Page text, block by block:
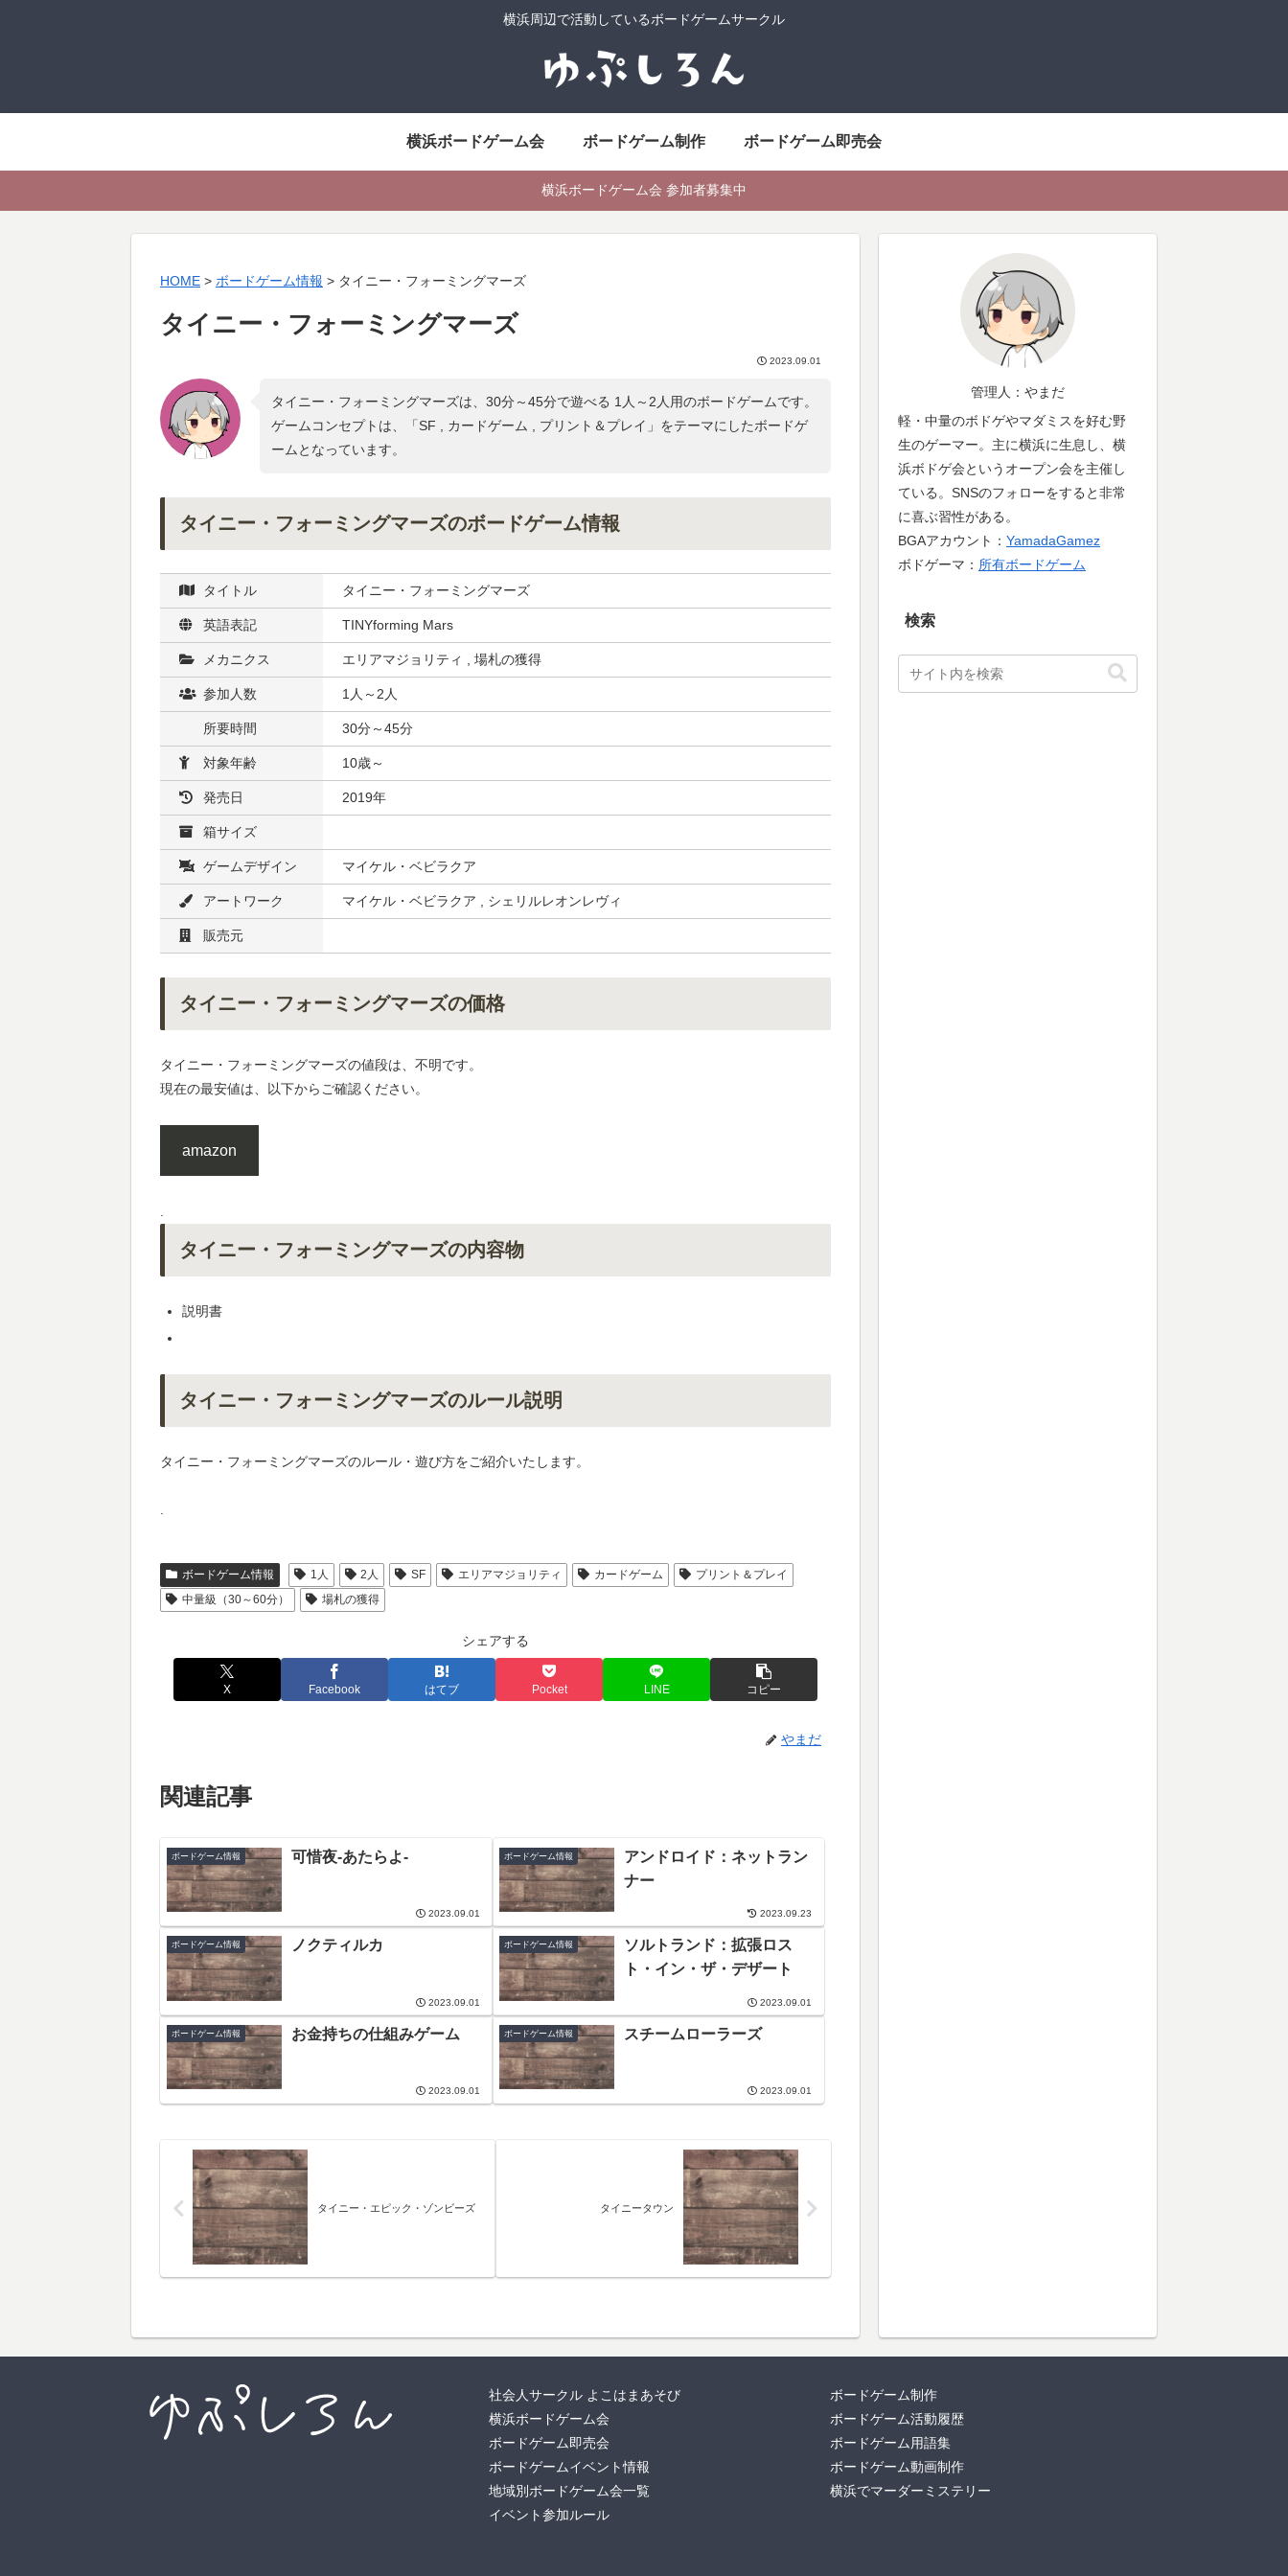
横浜周辺で活動しているボードゲームサークル
横浜ボードゲーム会 ボードゲーム制作 ボードゲーム即売会
横浜ボードゲーム会 参加者募集中
HOME > ボードゲーム情報 > タイニー・フォーミングマーズ
タイニー・フォーミングマーズ
2023.09.01
タイニー・フォーミングマーズは、30分～45分で遊べる 1人～2人用のボードゲームです。
ゲームコンセプトは、「SF , カードゲーム , プリント＆プレイ 」をテーマにしたボードゲ
ームとなっています。
タイニー・フォーミングマーズのボードゲーム情報
タイトル タイニー・フォーミングマーズ
英語表記 TINYforming Mars
メカニクス エリアマジョリティ , 場札の獲得
参加人数 1人～2人
所要時間 30分～45分
対象年齢 10歳～
発売日 2019年
箱サイズ
ゲームデザイン マイケル・ベビラクア
アートワーク マイケル・ベビラクア , シェリルレオンレヴィ
販売元
タイニー・フォーミングマーズの価格
タイニー・フォーミングマーズの値段は、不明です。
現在の最安値は、以下からご確認ください。
amazon
.
タイニー・フォーミングマーズの内容物
説明書
タイニー・フォーミングマーズのルール説明
タイニー・フォーミングマーズのルール・遊び方をご紹介いたします。
.
ボードゲーム情報 1人 2人 SF エリアマジョリティ カードゲーム
プリント＆プレイ
中量級（30～60分）
場札の獲得
シェアする
X Facebook はてブ Pocket LINE コピー
やまだ
関連記事
ボードゲーム情報 可惜夜-あたらよ-
2023.09.01
ボードゲーム情報
アンドロイド：ネットラン
ナー
2023.09.23
ボードゲーム情報 ノクティルカ
2023.09.01
ボードゲーム情報
ソルトランド：拡張ロス
ト・イン・ザ・デザート
2023.09.01
ボードゲーム情報 お金持ちの仕組みゲーム
2023.09.01
ボードゲーム情報 スチームローラーズ
2023.09.01
タイニー・エピック・ゾンビーズ タイニータウン
管理人：やまだ
軽・中量のボドゲやマダミスを好む野
生のゲーマー。主に横浜に生息し、横
浜ボドゲ会というオープン会を主催し
ている。SNSのフォローをすると非常
に喜ぶ習性がある。
BGAアカウント： YamadaGamez
ボドゲーマ： 所有ボードゲーム
検索
社会人サークル よこはまあそび
横浜ボードゲーム会
ボードゲーム即売会
ボードゲームイベント情報
地域別ボードゲーム会一覧
イベント参加ルール
ボードゲーム制作
ボードゲーム活動履歴
ボードゲーム用語集
ボードゲーム動画制作
横浜でマーダーミステリー